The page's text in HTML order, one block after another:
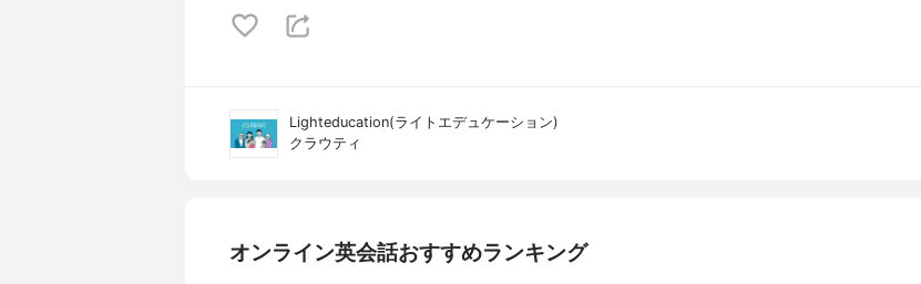
Lighteducation(ライトエデュケーション)
クラウティ
オンライン英会話おすすめランキング